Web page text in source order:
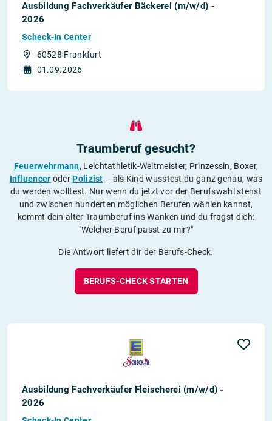
Ausbildung Fachverkäufer Bäckerei (m/w/d) -
2026
Scheck-In Center
60528 Frankfurt
01.09.2026
Traumberuf gesucht?
Feuerwehrmann, Leichtathletik-Weltmeister, Prinzessin, Boxer,
Influencer oderPolizist – als Kind wusstest du ganz genau, was
du werden wolltest. Nur wenn du jetzt vor der Berufswahl stehst
und zwischen hunderten möglichen Berufen wählen kannst,
kommt dein alter Traumberuf ins Wanken und du fragst dich:
"Welcher Beruf passt zu mir?"
Die Antwort liefert dir der Berufs-Check.
BERUFS-CHECK STARTEN
Ausbildung Fachverkäufer Fleischerei (m/w/d) -
2026